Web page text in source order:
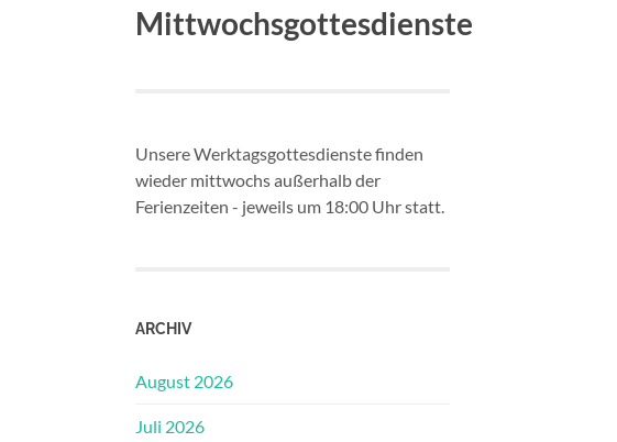
Mittwochsgottesdienste
Unsere Werktagsgottesdienste finden
wieder mittwochs außerhalb der
Ferienzeiten - jeweils um 18:00 Uhr statt.
ARCHIV
August 2026
Juli 2026